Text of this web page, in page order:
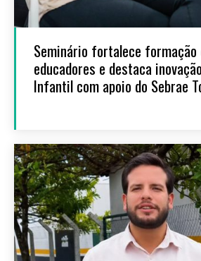
Seminário fortalece formação
educadores e destaca
Infantil com apoio do Sebrae